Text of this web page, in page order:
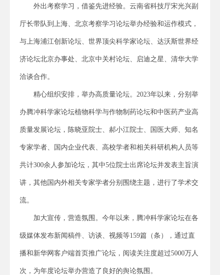
外出考察学习，借鉴先进经验。云南省科技厅宋光兴副
厅长带队到上海、北京考察学习论坛举办经验和运作模式，
与上海浦江创新论坛、世界顶尖科学家论坛、达沃斯世界经
济论坛北京办事处、北京中关村论坛、启迪之星、清华大学
洽谈合作。
精心组织安排，举办高质量论坛。2023年以来，分别举
办腾冲科学家论坛植物科学与作物制药论坛和中医药产业高
质量发展论坛，陈晓亚院士、郝小江院士、国医大师、知名
专家学者、国内企业代表、高校学者和相关科研机构人员等
共计300余人参加论坛，其中5位院士出席论坛并发表主旨演
讲，其他国内外相关专家学者分别围绕主题，进行了学术交
流。
加大宣传，营造氛围。今年以来，腾冲科学家论坛在各
级媒体发布新闻稿件、访谈、视频等159篇（条），通过直
播和新华网客户端首页推广论坛，阅读关注度超过5000万人
次，为年度论坛举办营造了良好的舆论氛围。